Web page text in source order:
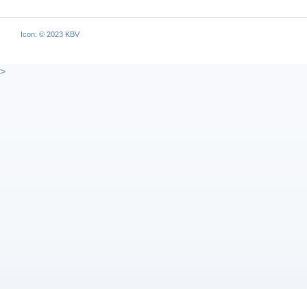
Icon: © 2023 KBV
>